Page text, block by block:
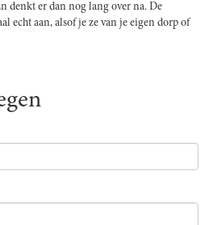
denkt er dan nog lang over na. De
echt aan, alsof je ze van je eigen dorp of